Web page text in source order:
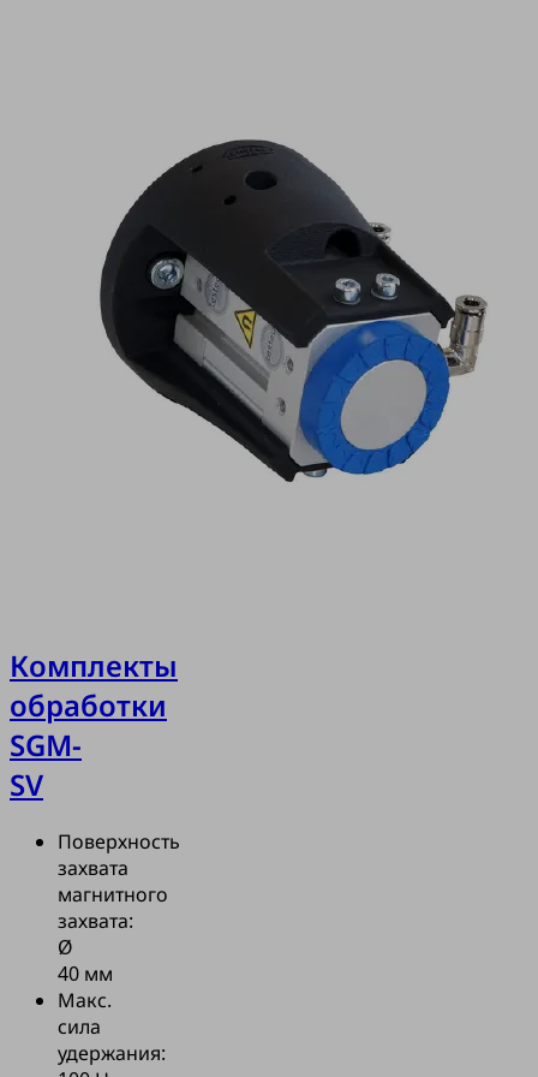
Комплекты
обработки
SGM-
SV
Поверхность
захвата
магнитного
захвата:
Ø
40 мм
Макс.
сила
удержания: